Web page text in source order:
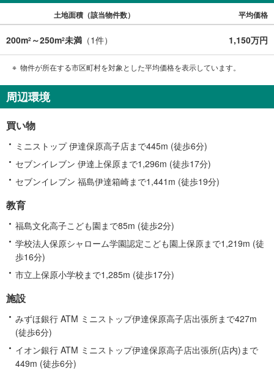
土地面積（該当物件数） 平均価格
200m2 ～250m2未満 （1件） 1,150万円
物件が所在する市区町村を対象とした平均価格を表示しています。
周辺環境
買い物
ミニストップ 伊達保原高子店まで445m (徒歩6分)
セブンイレブン 伊達上保原まで1,296m (徒歩17分)
セブンイレブン 福島伊達箱崎まで1,441m (徒歩19分)
教育
福島文化高子こども園まで85m (徒歩2分)
学校法人保原シャローム学園認定こども園上保原まで1,219m (徒
歩16分)
市立上保原小学校まで1,285m (徒歩17分)
施設
みずほ銀行 ATM ミニストップ伊達保原高子店出張所まで427m
(徒歩6分)
イオン銀行 ATM ミニストップ伊達保原高子店出張所(店内)まで
449m (徒歩6分)